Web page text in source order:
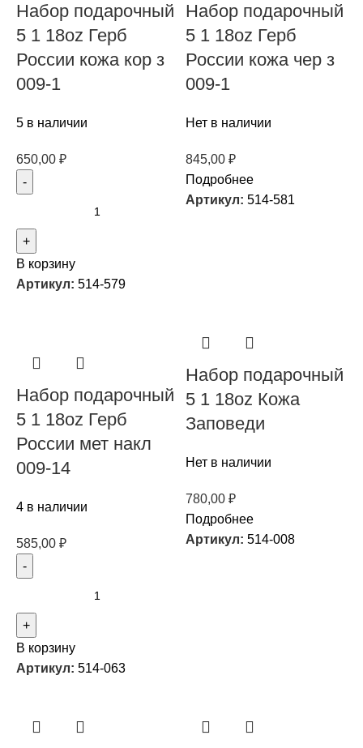
Набор подарочный
5 1 18oz Герб
России кожа кор з
009-1
5 в наличии
650,00 ₽
В корзину
Артикул: 514-579
Набор подарочный
5 1 18oz Герб
России кожа чер з
009-1
Нет в наличии
845,00 ₽
Подробнее
Артикул: 514-581
Набор подарочный
5 1 18oz Герб
России мет накл
009-14
4 в наличии
585,00 ₽
В корзину
Артикул: 514-063
Набор подарочный
5 1 18oz Кожа
Заповеди
Нет в наличии
780,00 ₽
Подробнее
Артикул: 514-008